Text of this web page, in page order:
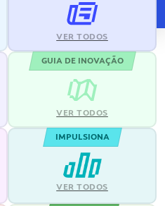
VER TODOS
GUIA DE INOVAÇÃO
VER TODOS
IMPULSIONA
VER TODOS